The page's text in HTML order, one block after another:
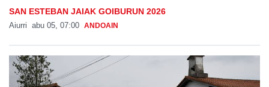
SAN ESTEBAN JAIAK GOIBURUN 2026
Aiurri abu 05, 07:00 ANDOAIN